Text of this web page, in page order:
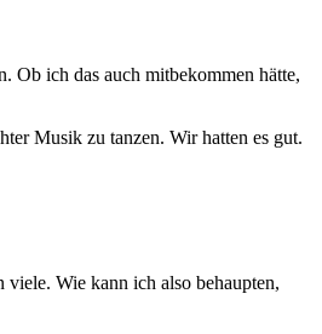
Ob ich das auch mitbekommen hätte,
Musik zu tanzen. Wir hatten es gut.
viele. Wie kann ich also behaupten,